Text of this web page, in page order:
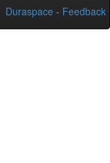
Duraspace - Feedback